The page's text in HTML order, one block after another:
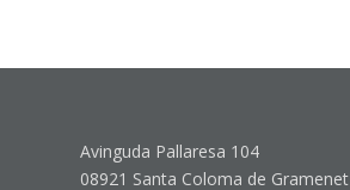
Avinguda Pallaresa 104
08921 Santa Coloma de Gramenet